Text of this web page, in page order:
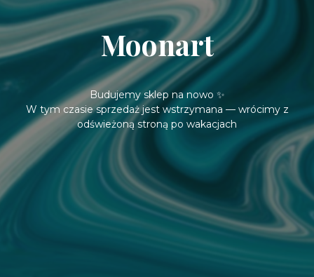
Moonart
Budujemy sklep na nowo ✨
W tym czasie sprzedaż jest wstrzymana — wrócimy z
odświeżoną stroną po wakacjach